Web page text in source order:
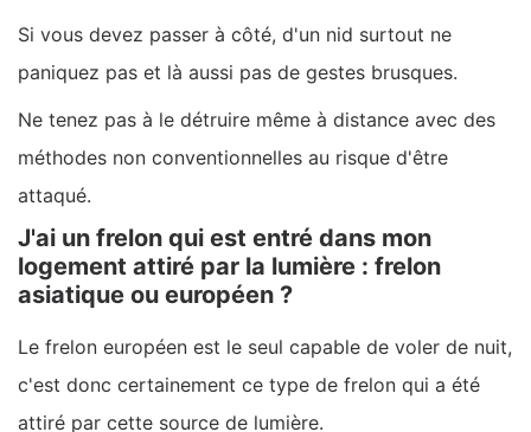
Si vous devez passer à côté, d'un nid surtout ne
paniquez pas et là aussi pas de gestes brusques.
Ne tenez pas à le détruire même à distance avec des
méthodes non conventionnelles au risque d'être
attaqué.
J'ai un frelon qui est entré dans mon
logement attiré par la lumière : frelon
asiatique ou européen ?
Le frelon européen est le seul capable de voler de nuit,
c'est donc certainement ce type de frelon qui a été
attiré par cette source de lumière.